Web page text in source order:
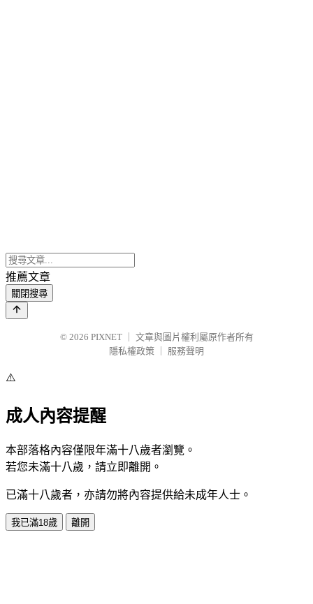
推薦文章
關閉搜尋
© 2026 PIXNET
文章與圖片權利屬原作者所有
隱私權政策
服務聲明
⚠️
成人內容提醒
本部落格內容僅限年滿十八歲者瀏覽。
若您未滿十八歲，請立即離開。
已滿十八歲者，亦請勿將內容提供給未成年人士。
我已滿18歲 離開